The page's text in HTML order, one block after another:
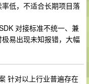
低，不适合长期项目落
对接标准不统一、兼
易出现未知报错，大幅
针对以上行业普遍存在